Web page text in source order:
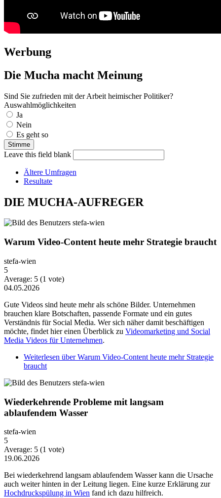
Werbung
Die Mucha macht Meinung
Sind Sie zufrieden mit der Arbeit heimischer Politiker?
Auswahlmöglichkeiten
Ja
Nein
Es geht so
Leave this field blank
Ältere Umfragen
Resultate
DIE MUCHA-AUFREGER
Warum Video-Content heute mehr Strategie braucht
stefa-wien
5
Average: 5 (1 vote)
04.05.2026
Gute Videos sind heute mehr als schöne Bilder. Unternehmen
brauchen klare Botschaften, passende Formate und ein gutes
Verständnis für Social Media. Wer sich näher damit beschäftigen
möchte, findet hier einen Überblick zu Videomarketing und Social
Media Videos für Unternehmen.
Weiterlesen über Warum Video-Content heute mehr Strategie
braucht
Wiederkehrende Probleme mit langsam
ablaufendem Wasser
stefa-wien
5
Average: 5 (1 vote)
19.06.2026
Bei wiederkehrend langsam ablaufendem Wasser kann die Ursache
auch weiter hinten in der Leitung liegen. Eine kurze Erklärung zur
Hochdruckspülung in Wien fand ich dazu hilfreich.